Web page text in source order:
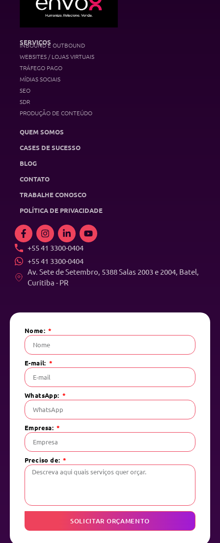
SERVIÇOS
INBOUND E OUTBOUND
WEBSITES / LOJAS VIRTUAIS
TRÁFEGO PAGO
MÍDIAS SOCIAIS
SEO
SDR
PRODUÇÃO DE CONTEÚDO
QUEM SOMOS
CASES DE SUCESSO
BLOG
CONTATO
TRABALHE CONOSCO
POLÍTICA DE PRIVACIDADE
+55 41 3300-0404
+55 41 3300-0404
Av. Sete de Setembro, 5388 Salas 2003 e 2004, Batel,
Curitiba - PR
Nome:
E-mail:
WhatsApp:
Empresa:
Preciso de:
SOLICITAR ORÇAMENTO